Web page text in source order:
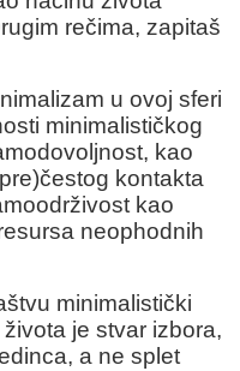
rečima, zapitaš
u ovoj sferi
minimalističkog
kao
kontakta
kao
neophodnih
minimalistički
je stvar izbora,
a ne splet